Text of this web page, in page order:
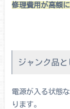
修理費用が高額
ジャンク品
電源が入る状態
ります。